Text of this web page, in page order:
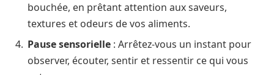
bouchée, en prêtant attention aux saveurs,
textures et odeurs de vos aliments.
Pause sensorielle : Arrêtez-vous un instant pour
observer, écouter, sentir et ressentir ce qui vous